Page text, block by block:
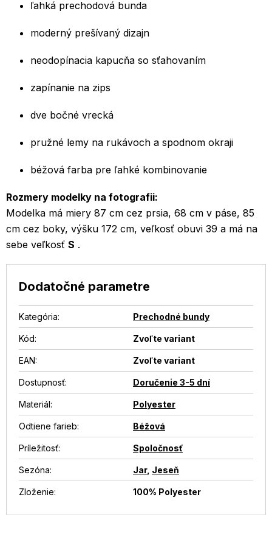
ľahká prechodová bunda
moderný prešívaný dizajn
neodopínacia kapucňa so sťahovaním
zapínanie na zips
dve bočné vrecká
pružné lemy na rukávoch a spodnom okraji
béžová farba pre ľahké kombinovanie
Rozmery modelky na fotografii:
Modelka má miery 87 cm cez prsia, 68 cm v páse, 85
cm cez boky, výšku 172 cm, veľkosť obuvi 39 a má na
sebe veľkosť S .
Dodatočné parametre
Kategória: Prechodné bundy
Kód: Zvoľte variant
EAN: Zvoľte variant
Dostupnosť: Doručenie 3-5 dní
Materiál: Polyester
Odtiene farieb: Béžová
Príležitosť: Spoločnosť
Sezóna: Jar, Jeseň
Zloženie: 100% Polyester